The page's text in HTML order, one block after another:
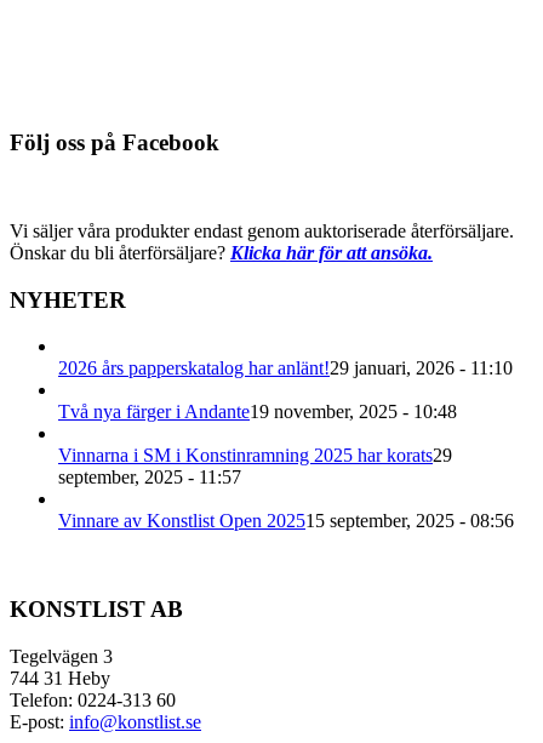
Följ oss på Facebook
Vi säljer våra produkter endast genom auktoriserade återförsäljare.
Önskar du bli återförsäljare? Klicka här för att ansöka.
NYHETER
2026 års papperskatalog har anlänt!29 januari, 2026 - 11:10
Två nya färger i Andante19 november, 2025 - 10:48
Vinnarna i SM i Konstinramning 2025 har korats29
september, 2025 - 11:57
Vinnare av Konstlist Open 202515 september, 2025 - 08:56
KONSTLIST AB
Tegelvägen 3
744 31 Heby
Telefon: 0224-313 60
E-post: info@konstlist.se